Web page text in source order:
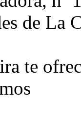
de La
te